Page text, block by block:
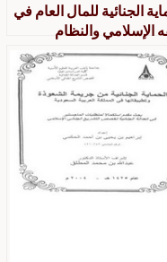
الجنائية للمال العام في
الإسلامي والنظام
دراسة تطبيقية